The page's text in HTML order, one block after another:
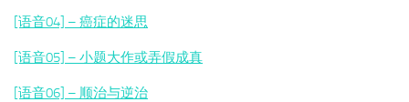
[语音04] – 癌症的迷思
[语音05] – 小题大作或弄假成真
[语音06] – 顺治与逆治